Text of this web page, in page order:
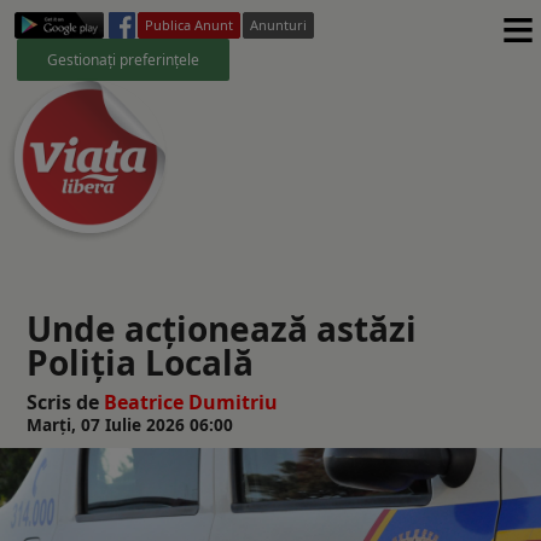
Publica Anunt Anunturi
Gestionați preferințele ≡
Unde acționează astăzi
Poliția Locală
Scris de Beatrice Dumitriu
Marți, 07 Iulie 2026 06:00